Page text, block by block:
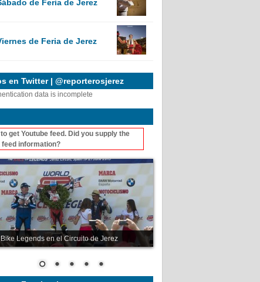
de Feria de Jerez
de Feria de Jerez
en Twitter | @reporterosjerez
data is incomplete
get Youtube feed. Did you supply the
information?
Legends en el Circuito de Jerez